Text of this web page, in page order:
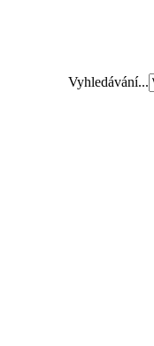
Vyhledávání...